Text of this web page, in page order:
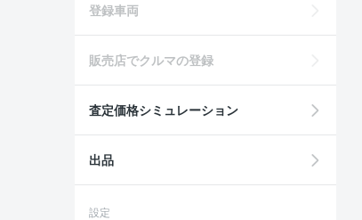
登録車両
販売店でクルマの登録
査定価格シミュレーション
出品
設定